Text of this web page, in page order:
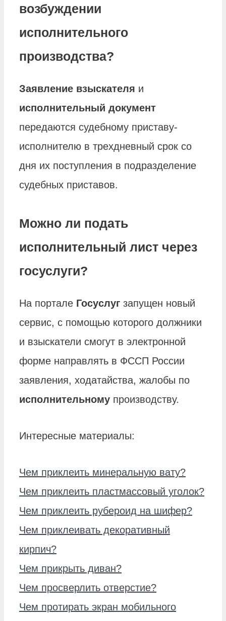
возбуждении
исполнительного
производства?
Заявление взыскателя и
исполнительный документ
передаются судебному приставу-
исполнителю в трехдневный срок со
дня их поступления в подразделение
судебных приставов.
Можно ли подать
исполнительный лист через
госуслуги?
На портале Госуслуг запущен новый
сервис, с помощью которого должники
и взыскатели смогут в электронной
форме направлять в ФССП России
заявления, ходатайства, жалобы по
исполнительному производству.
Интересные материалы:
Чем приклеить минеральную вату?
Чем приклеить пластмассовый уголок?
Чем приклеить рубероид на шифер?
Чем приклеивать декоративный
кирпич?
Чем прикрыть диван?
Чем просверлить отверстие?
Чем протирать экран мобильного